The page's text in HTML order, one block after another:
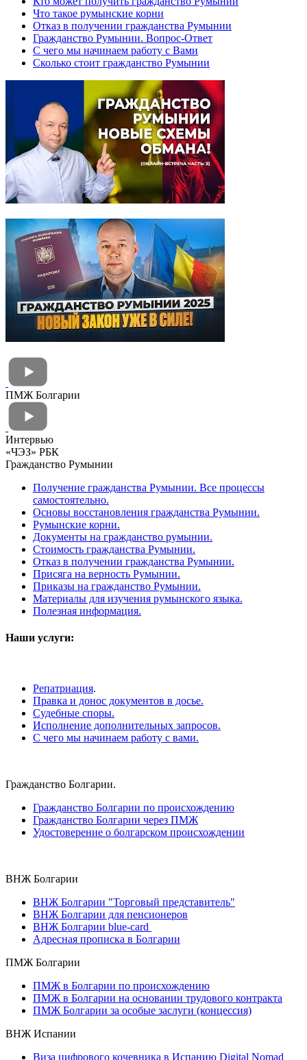
Что такое румынские корни
Отказ в получении гражданства Румынии
Гражданство Румынии. Вопрос-Ответ
С чего мы начинаем работу с Вами
Сколько стоит гражданство Румынии
ПМЖ Болгарии
Интервью
«ЧЭЗ» РБК
Гражданство Румынии
Получение гражданства Румынии. Все процессы
самостоятельно.
Основы восстановления гражданства Румынии.
Румынские корни.
Документы на гражданство румынии.
Стоимость гражданства Румынии.
Отказ в получении гражданства Румынии.
Присяга на верность Румынии.
Приказы на гражданство Румынии.
Материалы для изучения румынского языка.
Полезная информация.
Наши услуги:
Репатриация.
Правка и донос документов в досье.
Судебные споры.
Исполнение дополнительных запросов.
С чего мы начинаем работу с вами.
Гражданство Болгарии.
Гражданство Болгарии по происхождению
Гражданство Болгарии через ПМЖ
Удостоверение о болгарском происхождении
ВНЖ Болгарии
ВНЖ Болгарии "Торговый представитель"
ВНЖ Болгарии для пенсионеров
ВНЖ Болгарии blue-card
Адресная прописка в Болгарии
ПМЖ Болгарии
ПМЖ в Болгарии по происхождению
ПМЖ в Болгарии на основании трудового контракта
ПМЖ Болгарии за особые заслуги (концессия)
ВНЖ Испании
Виза цифрового кочевника в Испанию Digital Nomad